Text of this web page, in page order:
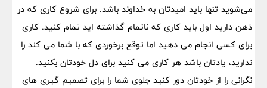
می‌شوید تنها باید امیدتان به خداوند باشد. برای شروع کاری که در
ذهن دارید اول باید کاری که ناتمام گذاشته اید تمام کنید. کاری
برای کسی انجام می دهید اما توقع برخوردی که با شما می کند را
ندارید، یادتان باشد هر کاری می کنید برای دل خودتان بکنید.
نگرانی را از خودتان دور کنید جلوی شما را برای تصمیم گیری های